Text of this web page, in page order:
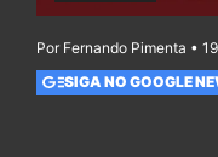
Por Fernando Pimenta •
SIGA NO GOOGLE